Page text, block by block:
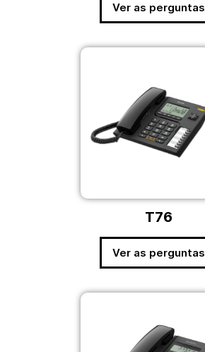
Ver as perguntas
T76
Ver as perguntas